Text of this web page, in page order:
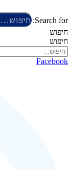
Search for:
חיפוש
חיפוש
Facebook